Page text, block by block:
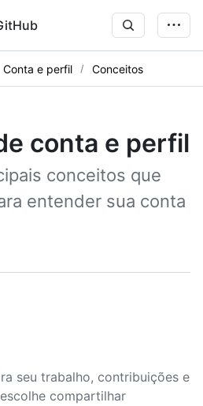
Conta e perfil Conceitos
conta e perfil
conceitos que
entender sua conta
seu trabalho, contribuições e
compartilhar